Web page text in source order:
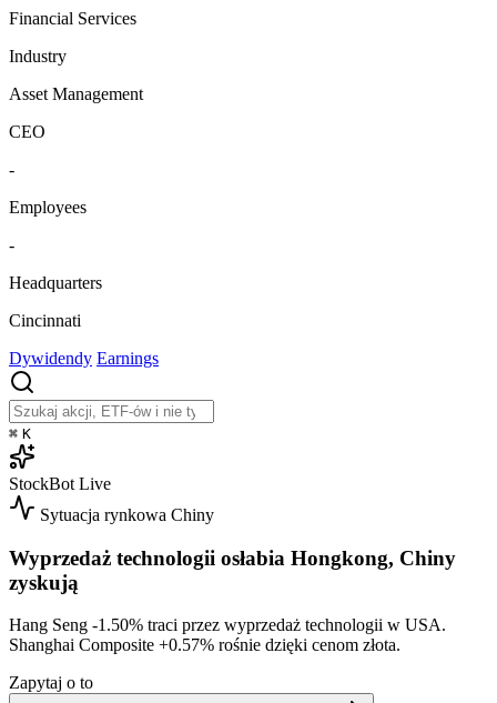
Financial Services
Industry
Asset Management
CEO
-
Employees
-
Headquarters
Cincinnati
Dywidendy Earnings
⌘ K
StockBot Live
Sytuacja rynkowa Chiny
Wyprzedaż technologii osłabia Hongkong, Chiny
zyskują
Hang Seng -1.50% traci przez wyprzedaż technologii w USA.
Shanghai Composite +0.57% rośnie dzięki cenom złota.
Zapytaj o to